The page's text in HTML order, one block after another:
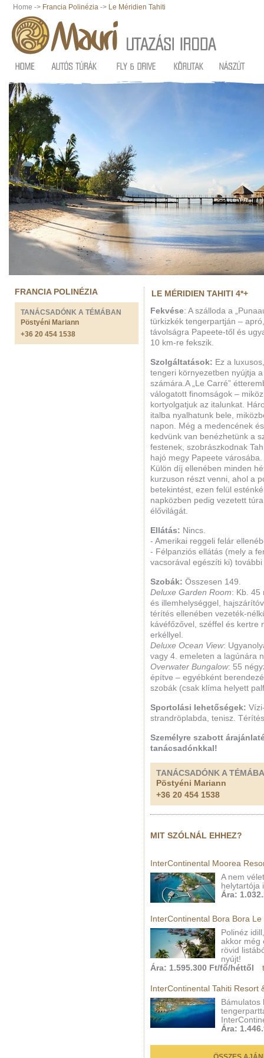
Home -> Francia Polinézia -> Le Méridien Tahiti
FRANCIA POLINÉZIA
TANÁCSADÓNK A TÉMÁBAN
Pöstyéni Mariann
+36 20 454 1538
LE MÉRIDIEN TAHITI 4*+
Fekvése: A szálloda a
türkizkék tengerpartján –
távolságra Papeete-től és
10 km-re fekszik.
Szolgáltatások: Ez a
tengeri környezetben nyújtja
számára.A „Le Carré”
válogatott finomságok –
kortyolgatjuk az italunkat.
italba nyalhatunk bele,
napon. Még a medencének
kedvünk van benézhetünk a
festenek, szobrászkodnak
hajó megy Papeete városába.
Külön díj ellenében minden
kurzuson részt venni, ahol a
betekintést, ezen felül
napközben pedig vezetett
élővilágát.
Ellátás: Nincs.
- Amerikai reggeli felár
- Félpanziós ellátás (mely a
vacsorával egészíti ki)
Szobák: Összesen 149.
Deluxe Garden Room: Kb. 45
és illemhelységgel,
térítés ellenében vezeték-
kávéfőzővel, széffel és kertre
erkéllyel.
Deluxe Ocean View:
vagy 4. emeleten a lagúnára
Overwater Bungalow: 55
építve – egyébként
szobák (csak klíma helyett
Sportolási lehetőségek:
strandröplabda, tenisz.
Személyre szabott
tanácsadónkkal!
TANÁCSADÓNK A
Pöstyéni Mariann
+36 20 454 1538
MIT SZÓLNÁL EHHEZ?
InterContinental Moorea
A nem
helytartója
Ára:
InterContinental Bora Bora
Polinéz
akkor még
rövid
nyújt!
Ára: 1.595.300 Ft/fő/héttől
InterContinental Tahiti Resort
Bámulatos
Ára: